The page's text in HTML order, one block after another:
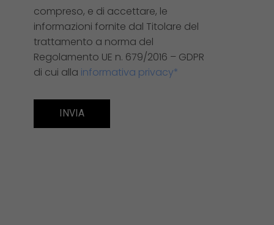
compreso, e di accettare, le
informazioni fornite dal Titolare del
trattamento a norma del
Regolamento UE n. 679/2016 – GDPR
di cui alla informativa privacy*